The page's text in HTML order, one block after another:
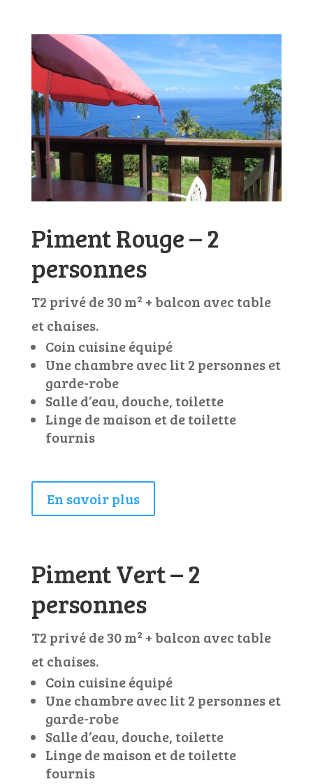
Piment Rouge – 2
personnes
T2 privé de 30 m² + balcon avec table
et chaises.
Coin cuisine équipé
Une chambre avec lit 2 personnes et
garde-robe
Salle d’eau, douche, toilette
Linge de maison et de toilette
fournis
En savoir plus
Piment Vert – 2
personnes
T2 privé de 30 m² + balcon avec table
et chaises.
Coin cuisine équipé
Une chambre avec lit 2 personnes et
garde-robe
Salle d’eau, douche, toilette
Linge de maison et de toilette
fournis